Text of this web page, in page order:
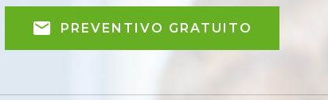
PREVENTIVO GRATUITO